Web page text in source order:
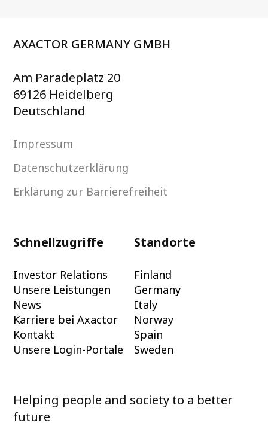
AXACTOR GERMANY GMBH
Am Paradeplatz 20
69126 Heidelberg
Deutschland
Impressum
Datenschutzerklärung
Erklärung zur Barrierefreiheit
Schnellzugriffe
Investor Relations
Unsere Leistungen
News
Karriere bei Axactor
Kontakt
Unsere Login-Portale
Standorte
Finland
Germany
Italy
Norway
Spain
Sweden
Helping people and society to a better
future